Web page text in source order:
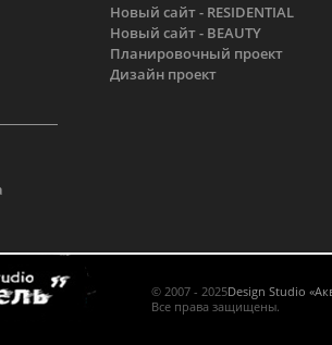
Новый сайт - RESIDENTIAL
Новый сайт - BEAUTY
Планировочный проект
Дизайн проект
© 2007 - 2025Design Studio
Все права защищены.